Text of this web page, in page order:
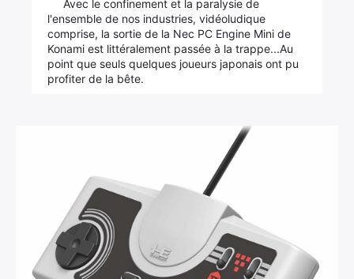
Avec le confinement et la paralysie de
l'ensemble de nos industries, vidéoludique
comprise, la sortie de la Nec PC Engine Mini de
Konami est littéralement passée à la trappe...Au
point que seuls quelques joueurs japonais ont pu
profiter de la bête.